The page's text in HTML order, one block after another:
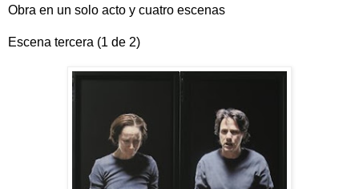
Obra en un solo acto y cuatro escenas
Escena tercera (1 de 2)